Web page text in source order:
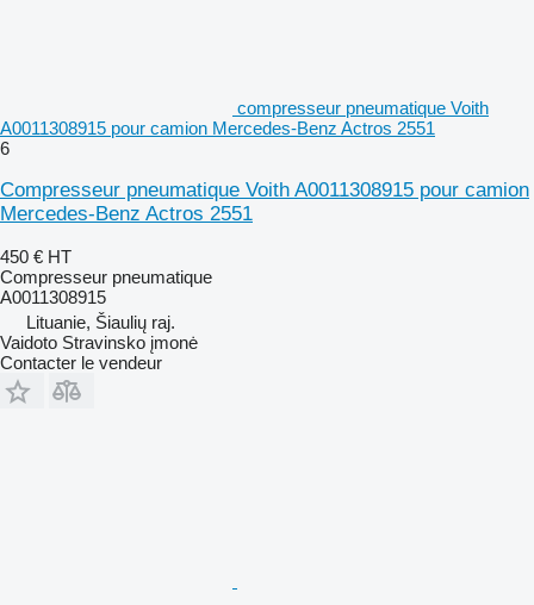
compresseur pneumatique Voith
A0011308915 pour camion Mercedes-Benz Actros 2551
6
Compresseur pneumatique Voith A0011308915 pour camion
Mercedes-Benz Actros 2551
450 € HT
Compresseur pneumatique
A0011308915
Lituanie, Šiaulių raj.
Vaidoto Stravinsko įmonė
Contacter le vendeur